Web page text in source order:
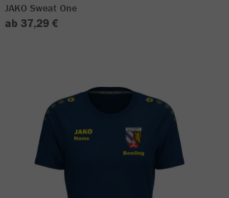
JAKO Sweat One
ab 37,29 €